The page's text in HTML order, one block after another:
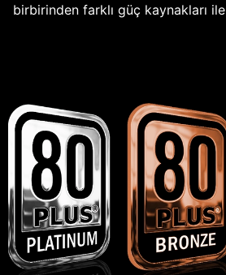
birbirinden farklı güç kaynakları